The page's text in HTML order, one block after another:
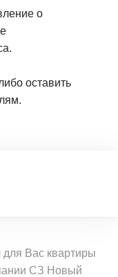
о
оставить
Вас квартиры
СЗ Новый